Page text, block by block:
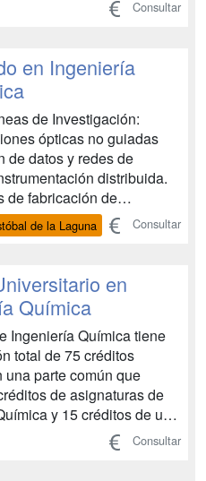
de su director de
por su grupo u otros
Consultar
en Ingeniería
de Investigación:
ópticas no guiadas
de datos y redes de
distribuida.
de fabricación de
y células fotovoltaicas
y robótica Procesado
y entornos para
de dispositivos
de la Laguna Consultar
en
Química
Ingeniería Química tiene
total de 75 créditos
una parte común que
de asignaturas de
y 15 créditos de un
de Master, y 30 créditos
los que el alumno debe
Consultar